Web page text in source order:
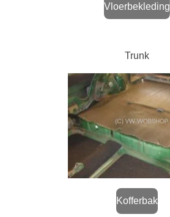
Vloerbekleding
Trunk
Kofferbak